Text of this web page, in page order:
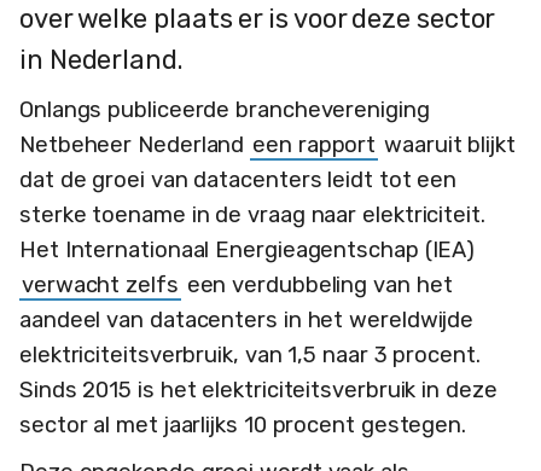
over welke plaats er is voor deze sector
in Nederland.
Onlangs publiceerde branchevereniging
Netbeheer Nederland een rapport waaruit blijkt
dat de groei van datacenters leidt tot een
sterke toename in de vraag naar elektriciteit.
Het Internationaal Energieagentschap (IEA)
verwacht zelfs een verdubbeling van het
aandeel van datacenters in het wereldwijde
elektriciteitsverbruik, van 1,5 naar 3 procent.
Sinds 2015 is het elektriciteitsverbruik in deze
sector al met jaarlijks 10 procent gestegen.